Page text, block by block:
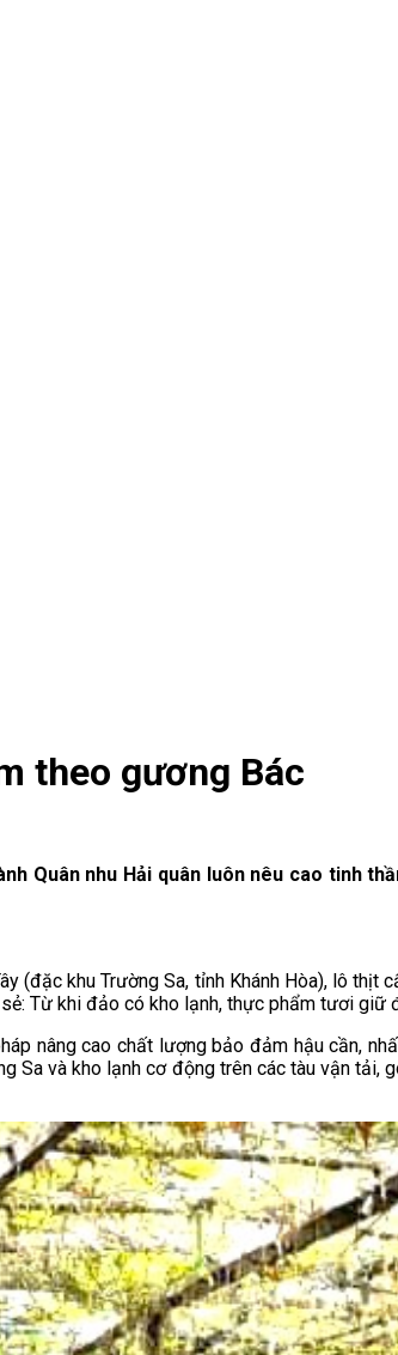
theo gương Bác
Quân nhu Hải quân luôn nêu cao tinh
khu Trường Sa, tỉnh Khánh Hòa), lô thịt
Từ khi đảo có kho lạnh, thực phẩm tươi giữ
nâng cao chất lượng bảo đảm hậu cần,
Sa và kho lạnh cơ động trên các tàu vận